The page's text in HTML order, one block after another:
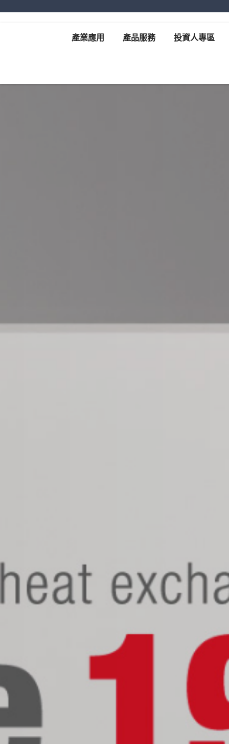
產業應用 產品服務 投資人專區